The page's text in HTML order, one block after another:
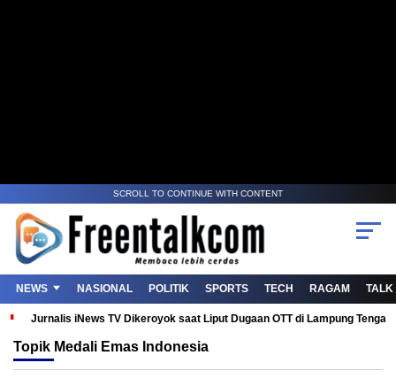
SCROLL TO CONTINUE WITH CONTENT
NEWS NASIONAL POLITIK SPORTS TECH RAGAM TALK
Jurnalis iNews TV Dikeroyok saat Liput Dugaan OTT di Lampung
Topik Medali Emas Indonesia